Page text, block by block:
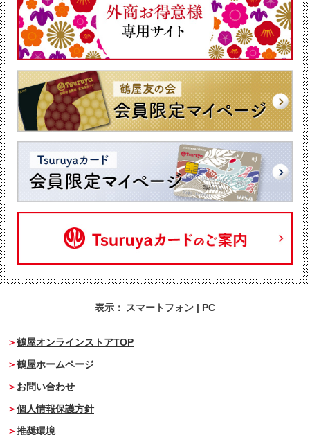
表示： スマートフォン | PC
鶴屋オンラインストアTOP
鶴屋ホームページ
お問い合わせ
個人情報保護方針
推奨環境